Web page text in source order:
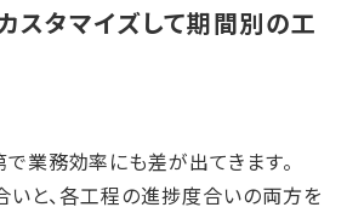
スタマイズして期間別の工
業務効率にも差が出てきます。
と、各工程の進捗度合いの両方を